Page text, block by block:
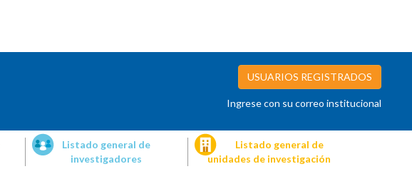
USUARIOS REGISTRADOS
Ingrese con su correo institucional
Listado general de
investigadores
Listado general de
unidades de investigación